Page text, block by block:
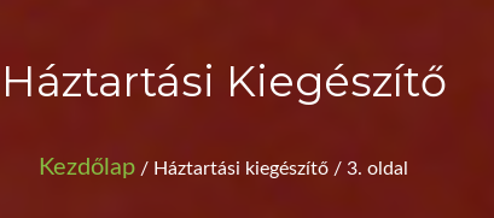
Háztartási Kiegészítő
Kezdőlap / Háztartási kiegészítő / 3. oldal